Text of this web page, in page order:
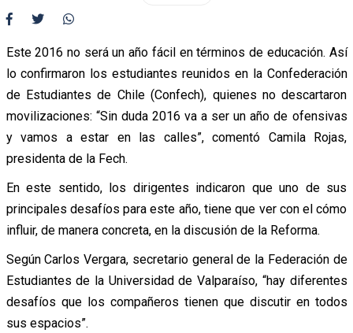
Este 2016 no será un año fácil en términos de educación. Así
lo confirmaron los estudiantes reunidos en la Confederación
de Estudiantes de Chile (Confech), quienes no descartaron
movilizaciones: “Sin duda 2016 va a ser un año de ofensivas
y vamos a estar en las calles”, comentó Camila Rojas,
presidenta de la Fech.
En este sentido, los dirigentes indicaron que uno de sus
principales desafíos para este año, tiene que ver con el cómo
influir, de manera concreta, en la discusión de la Reforma.
Según Carlos Vergara, secretario general de la Federación de
Estudiantes de la Universidad de Valparaíso, “hay diferentes
desafíos que los compañeros tienen que discutir en todos
sus espacios”.